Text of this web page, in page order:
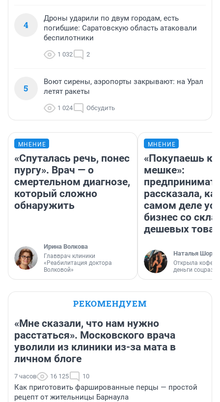
4
Дроны ударили по двум городам, есть
погибшие: Саратовскую область атаковали
беспилотники
1 032 2
5
Воют сирены, аэропорты закрывают: на Урал
летят ракеты
1 024 Обсудить
МНЕНИЕ
«Спуталась речь, понес
пургу». Врач — о
смертельном диагнозе,
который сложно
обнаружить
Ирина Волкова
Главврач клиники
«Реабилитация доктора
Волковой»
МНЕНИЕ
«Покупаешь
мешке»:
рассказала,
самом деле
бизнес со
дешевых
Наталья
Открыла
деньги
РЕКОМЕНДУЕМ
«Мне сказали, что нам нужно
расстаться». Московского врача
уволили из клиники из-за мата в
личном блоге
7 часов 16 125 10
Как приготовить фаршированные перцы — простой
рецепт от жительницы Барнаула